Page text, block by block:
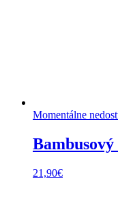
Momentálne
21,90€